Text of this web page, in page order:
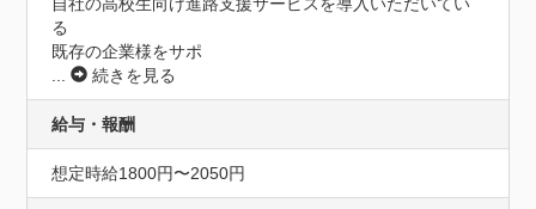
自社の高校生向け進路支援サービスを導入いただいてい
る
既存の企業様をサポ
...
続きを見る
給与・報酬
想定時給1800円〜2050円